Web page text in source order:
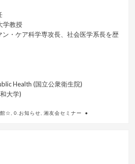
学教授
・ケア科学専攻長、社会医学系長を歴
Health (国立公衆衛生院)
大学)
館☆,0.お知らせ,湘友会セミナー